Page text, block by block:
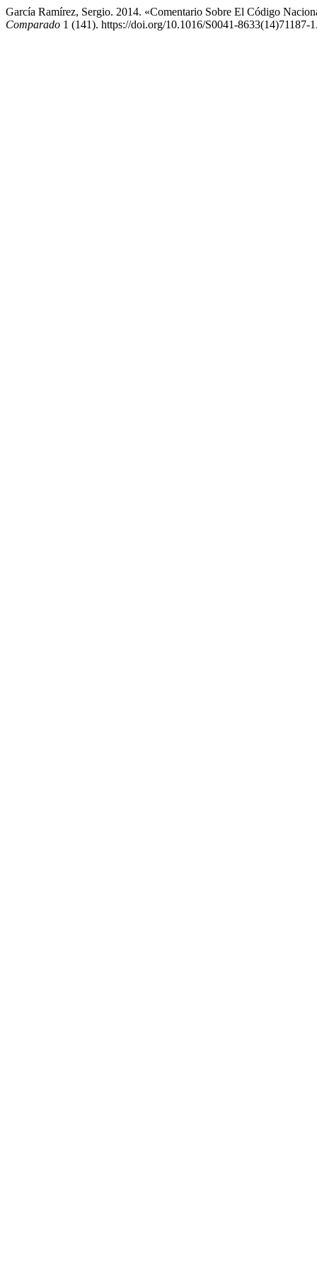
García Ramírez, Sergio. 2014. «Comentario Sobre El Código
Comparado 1 (141). https://doi.org/10.1016/S0041-8633(14)71187-